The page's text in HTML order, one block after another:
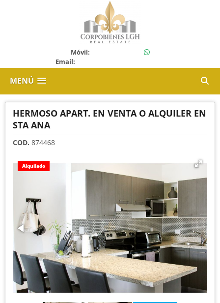
Móvil:
Email:
MENÚ
HERMOSO APART. EN VENTA O ALQUILER EN
STA ANA
COD. 874468
Alquilado